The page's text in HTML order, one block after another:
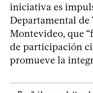
iniciativa es
Departamental de
Montevideo, que
de participación
promueve la